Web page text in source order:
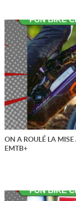
ON A ROULÉ LA
EMTB+